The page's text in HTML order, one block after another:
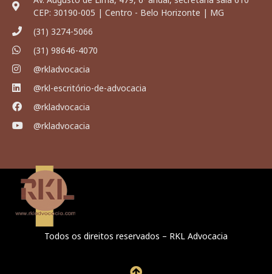
CEP: 30190-005 | Centro - Belo Horizonte | MG
(31) 3274-5066
(31) 98646-4070
@rkladvocacia
@rkl-escritório-de-advocacia
@rkladvocacia
@rkladvocacia
Todos os direitos reservados – RKL Advocacia